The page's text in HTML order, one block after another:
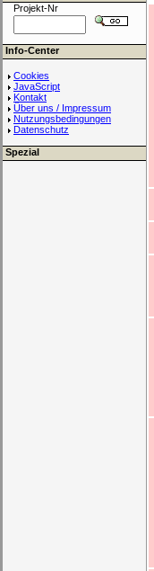
Projekt-Nr
Info-Center
Cookies
JavaScript
Kontakt
Über uns / Impressum
Nutzungsbedingungen
Datenschutz
Spezial